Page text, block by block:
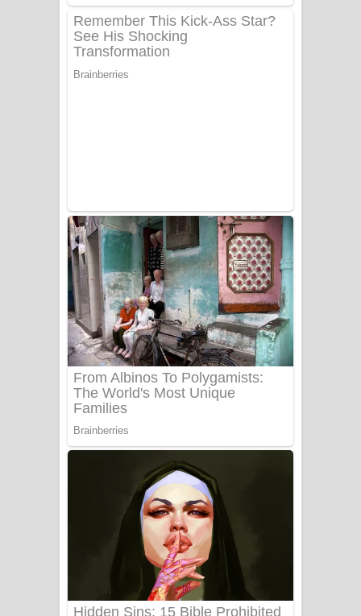
බැබලෙන ගීතයේ පද පෙළ
Adare Wadi Nisa Song Lyrics - ආදරේ
වැඩි නිසා ගීතයේ පද පෙළ
පද පෙළ
Tharu Yaye Dilena Song Lyrics - තරු
යායේ දිලෙනා ගීතයේ පද පෙළ
Ow Man Sosa Song Lyrics - ඔව් මං
සෝසා ගීතයේ පද පෙළ
Heavy Weight Song Lyrics
ලංවීලා ගීතයේ පද පෙළ
Ala purannata Song Lyrics - ආල
පුරන්නට ගීතයේ පද පෙළ
FEVER DREAM Lyrics - Alex Warren
BTS : Hooligan Lyrics